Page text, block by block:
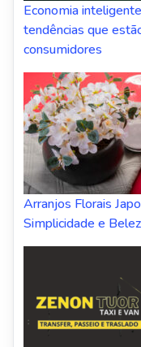
Economia
tendências que
consumidores
Arranjos Florais
Simplicidade e